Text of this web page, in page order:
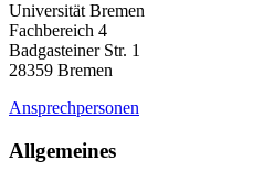
Universität Bremen
Fachbereich 4
Badgasteiner Str. 1
28359 Bremen
Ansprechpersonen
Allgemeines